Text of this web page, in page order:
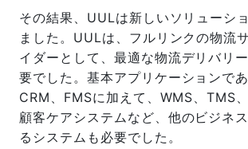
その結果、UULは新しいソリューシ
ました。UULは、フルリンクの物流
イダーとして、最適な物流デリバリ
要でした。基本アプリケーションであ
CRM、FMSに加えて、WMS、TMS
顧客ケアシステムなど、他のビジネ
るシステムも必要でした。